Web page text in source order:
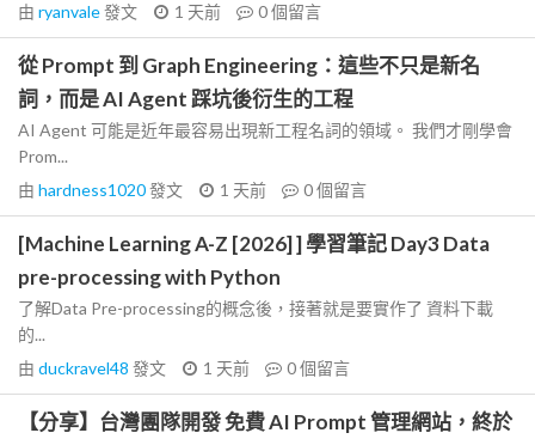
由 ryanvale發文 1 天前 0個留言
從 Prompt 到 Graph Engineering：這些不只是新名
詞，而是 AI Agent 踩坑後衍生的工程
AI Agent 可能是近年最容易出現新工程名詞的領域。 我們才剛學會
Prom...
由 hardness1020發文 1 天前 0個留言
[Machine Learning A-Z [2026] ] 學習筆記 Day3 Data
pre-processing with Python
了解Data Pre-processing的概念後，接著就是要實作了 資料下載
的...
由 duckravel48 發文 1 天前 0個留言
【分享】台灣團隊開發 免費 AI Prompt 管理網站，終於